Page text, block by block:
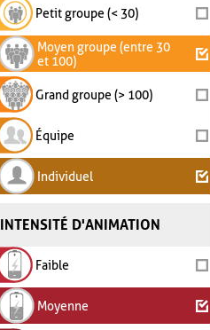
Petit groupe (< 30)
Moyen groupe (entre 30
et 100)
Grand groupe (> 100)
Équipe
Individuel
INTENSITÉ D'ANIMATION
Faible
Moyenne